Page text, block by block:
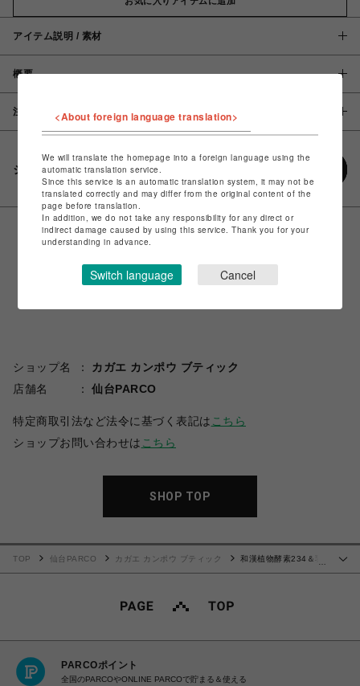
アイテム説明 / 素材
概要
注意事項
シェアする
ショップ名
カガエ カンポウ ブティック
店舗名
仙台PARCO
特定商取引法など法令に基づく表記は こちら
ショップお問い合わせは こちら
SHOP TOP
…
TOP 仙台PARCO カガエ カンポウ ブティック
和漢植物酵素234＆乳
PARCOポイント
全国のPARCOやONLINE PARCOで貯まる＆使える
<About foreign language translation>
We will translate the homepage into a foreign language using the
automatic translation service.
Since this service is an automatic translation system, it may not be
translated correctly and may differ from the original content of the
page before translation.
In addition, we do not take any responsibility for any direct or
indirect damage caused by using this service. Thank you for your
understanding in advance.
Switch language Cancel